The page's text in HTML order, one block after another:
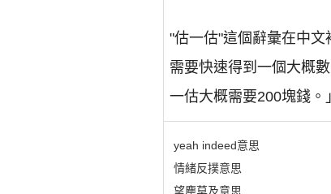
"估一估"這個辭彙在中
需要快速得到一個大概
一估大概需要200塊錢。
yeah indeed意思
情緒反撲意思
望麈莫及意思